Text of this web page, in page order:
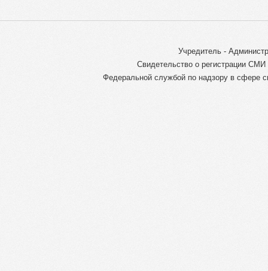
Учредитель -
Свидетельство о регистрации
Федеральной службой по надзору в сфере